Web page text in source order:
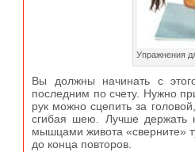
Упражнения
Вы должны начинать с
последним по счету. Нужно
рук можно сцепить за
сгибая шею. Лучше держать
мышцами живота «сверните»
до конца повторов.